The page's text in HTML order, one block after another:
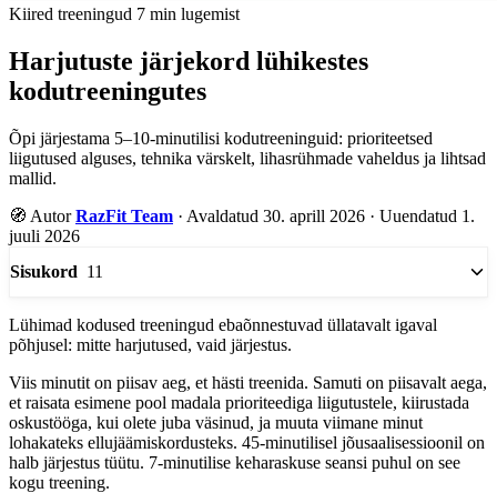
Kiired treeningud 7 min lugemist
Harjutuste järjekord lühikestes
kodutreeningutes
Õpi järjestama 5–10-minutilisi kodutreeninguid: prioriteetsed
liigutused alguses, tehnika värskelt, lihasrühmade vaheldus ja lihtsad
mallid.
🧭 AutorRazFit Team · Avaldatud 30. aprill 2026 · Uuendatud 1.
juuli 2026
Sisukord 11
Lühimad kodused treeningud ebaõnnestuvad üllatavalt igaval
põhjusel: mitte harjutused, vaid järjestus.
Viis minutit on piisav aeg, et hästi treenida. Samuti on piisavalt aega,
et raisata esimene pool madala prioriteediga liigutustele, kiirustada
oskustööga, kui olete juba väsinud, ja muuta viimane minut
lohakateks ellujäämiskordusteks. 45-minutilisel jõusaalisessioonil on
halb järjestus tüütu. 7-minutilise keharaskuse seansi puhul on see
kogu treening.